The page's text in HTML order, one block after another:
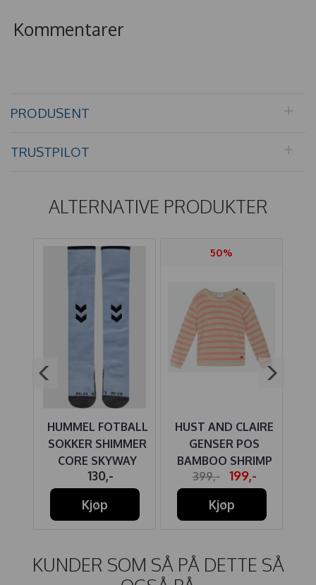
Kommentarer
PRODUSENT
TRUSTPILOT
ALTERNATIVE PRODUKTER
HUMMEL FOTBALL
SOKKER SHIMMER
CORE SKYWAY
130,-
Kjøp
50%
HUST AND CLAIRE
GENSER POS
BAMBOO SHRIMP
399,-
199,-
Kjøp
KUNDER SOM SÅ PÅ DETTE SÅ